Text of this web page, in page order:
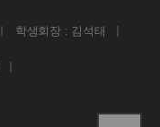
학생회장 : 김석태